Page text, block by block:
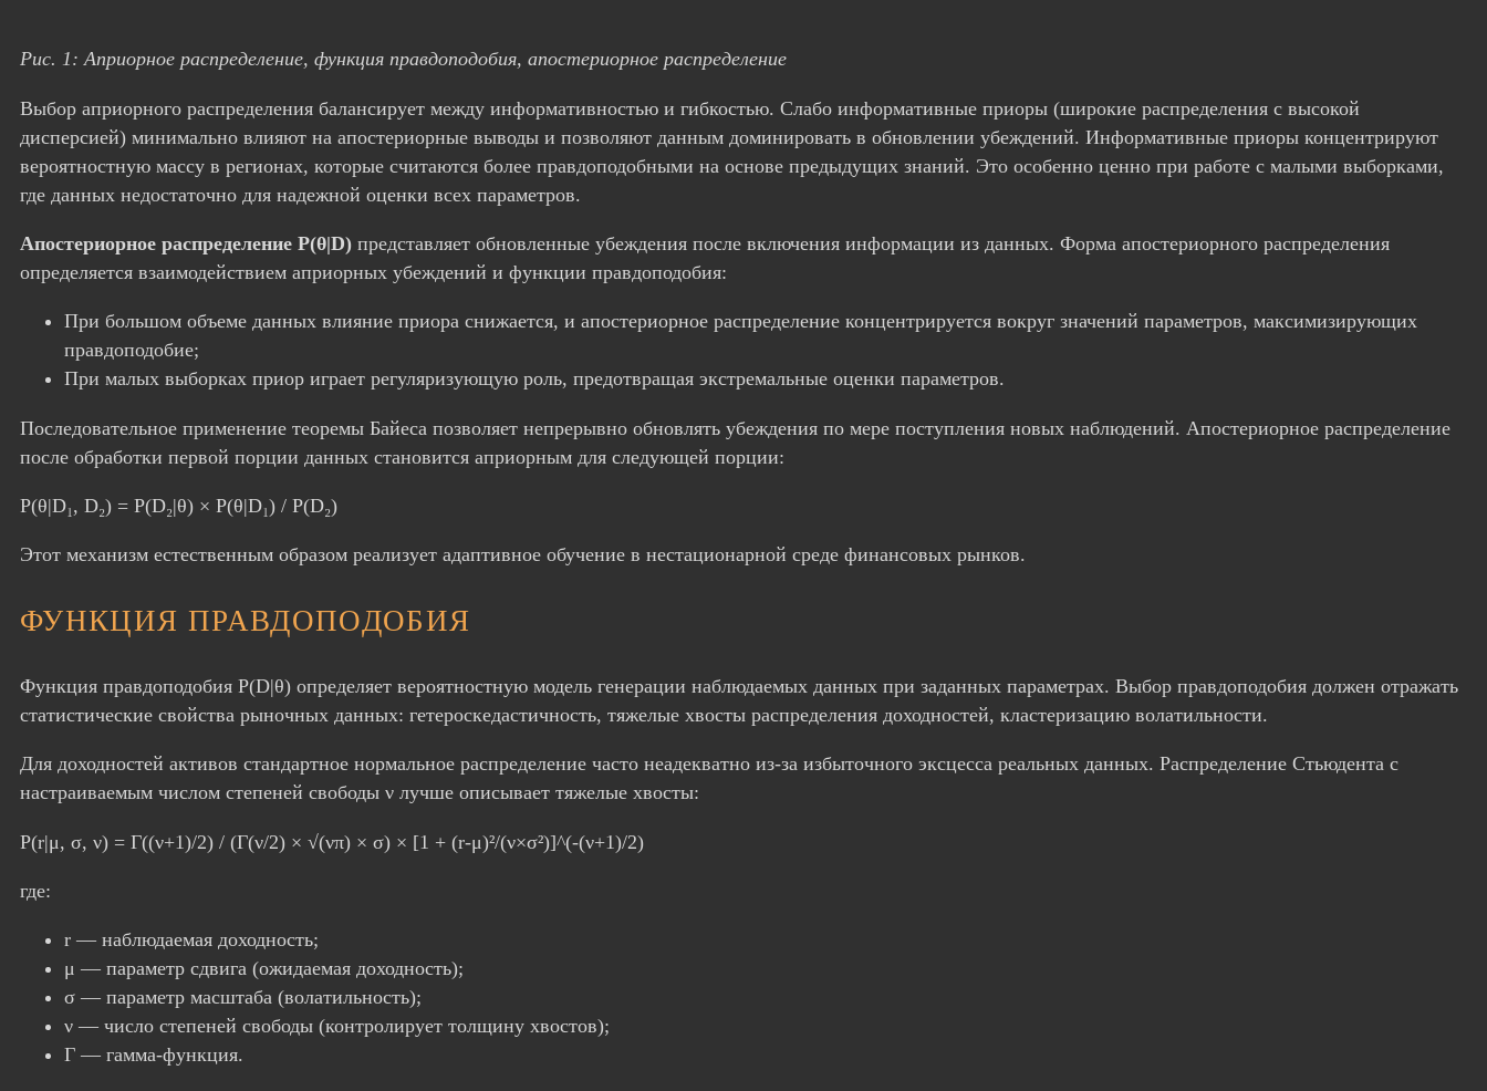
Рис. 1: Априорное распределение, функция правдоподобия, апостериорное распределение
Выбор априорного распределения балансирует между информативностью и гибкостью. Слабо информативные приоры (широкие распределения с высокой
дисперсией) минимально влияют на апостериорные выводы и позволяют данным доминировать в обновлении убеждений. Информативные приоры концентрируют
вероятностную массу в регионах, которые считаются более правдоподобными на основе предыдущих знаний. Это особенно ценно при работе с малыми выборками,
где данных недостаточно для надежной оценки всех параметров.
Апостериорное распределение P(θ|D) представляет обновленные убеждения после включения информации из данных. Форма апостериорного распределения
определяется взаимодействием априорных убеждений и функции правдоподобия:
При большом объеме данных влияние приора снижается, и апостериорное распределение концентрируется вокруг значений параметров, максимизирующих
правдоподобие;
При малых выборках приор играет регуляризующую роль, предотвращая экстремальные оценки параметров.
Последовательное применение теоремы Байеса позволяет непрерывно обновлять убеждения по мере поступления новых наблюдений. Апостериорное распределение
после обработки первой порции данных становится априорным для следующей порции:
P(θ|D₁, D₂) = P(D₂|θ) × P(θ|D₁) / P(D₂)
Этот механизм естественным образом реализует адаптивное обучение в нестационарной среде финансовых рынков.
ФУНКЦИЯ ПРАВДОПОДОБИЯ
Функция правдоподобия P(D|θ) определяет вероятностную модель генерации наблюдаемых данных при заданных параметрах. Выбор правдоподобия должен отражать
статистические свойства рыночных данных: гетероскедастичность, тяжелые хвосты распределения доходностей, кластеризацию волатильности.
Для доходностей активов стандартное нормальное распределение часто неадекватно из-за избыточного эксцесса реальных данных. Распределение Стьюдента с
настраиваемым числом степеней свободы ν лучше описывает тяжелые хвосты:
P(r|μ, σ, ν) = Γ((ν+1)/2) / (Γ(ν/2) × √(νπ) × σ) × [1 + (r-μ)²/(ν×σ²)]^(-(ν+1)/2)
где:
r — наблюдаемая доходность;
μ — параметр сдвига (ожидаемая доходность);
σ — параметр масштаба (волатильность);
ν — число степеней свободы (контролирует толщину хвостов);
Γ — гамма-функция.